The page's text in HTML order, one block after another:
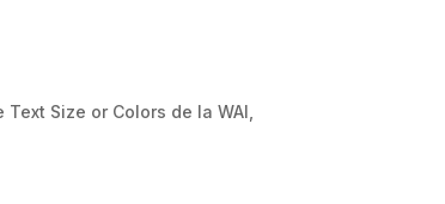
Size or Colors de la WAI,